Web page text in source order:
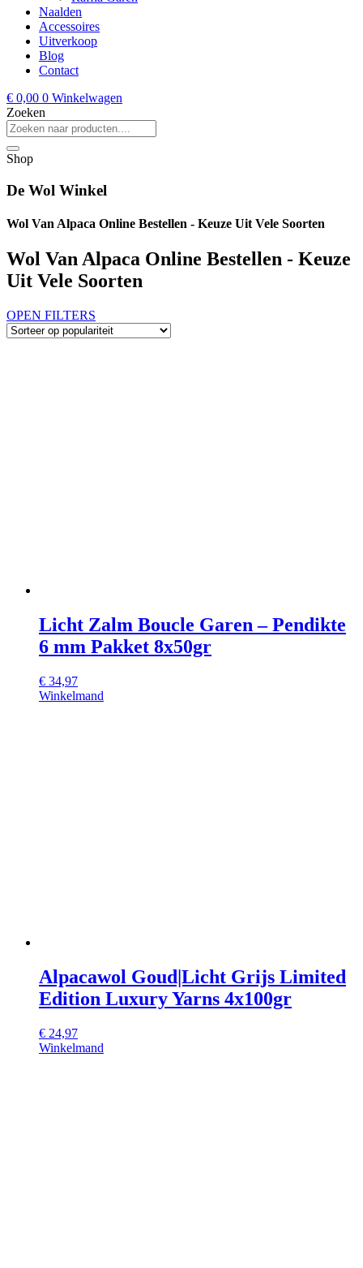
Naalden
Accessoires
Uitverkoop
Blog
Contact
€ 0,00 0 Winkelwagen
Zoeken
Shop
De Wol Winkel
Wol Van Alpaca Online Bestellen - Keuze Uit Vele Soorten
Wol Van Alpaca Online Bestellen - Keuze
Uit Vele Soorten
OPEN FILTERS
Licht Zalm Boucle Garen – Pendikte
6 mm Pakket 8x50gr
€ 34,97
Winkelmand
Alpacawol Goud|Licht Grijs Limited
Edition Luxury Yarns 4x100gr
€ 24,97
Winkelmand